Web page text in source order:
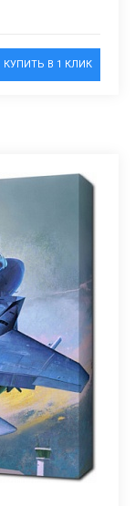
КУПИТЬ В 1 КЛИК